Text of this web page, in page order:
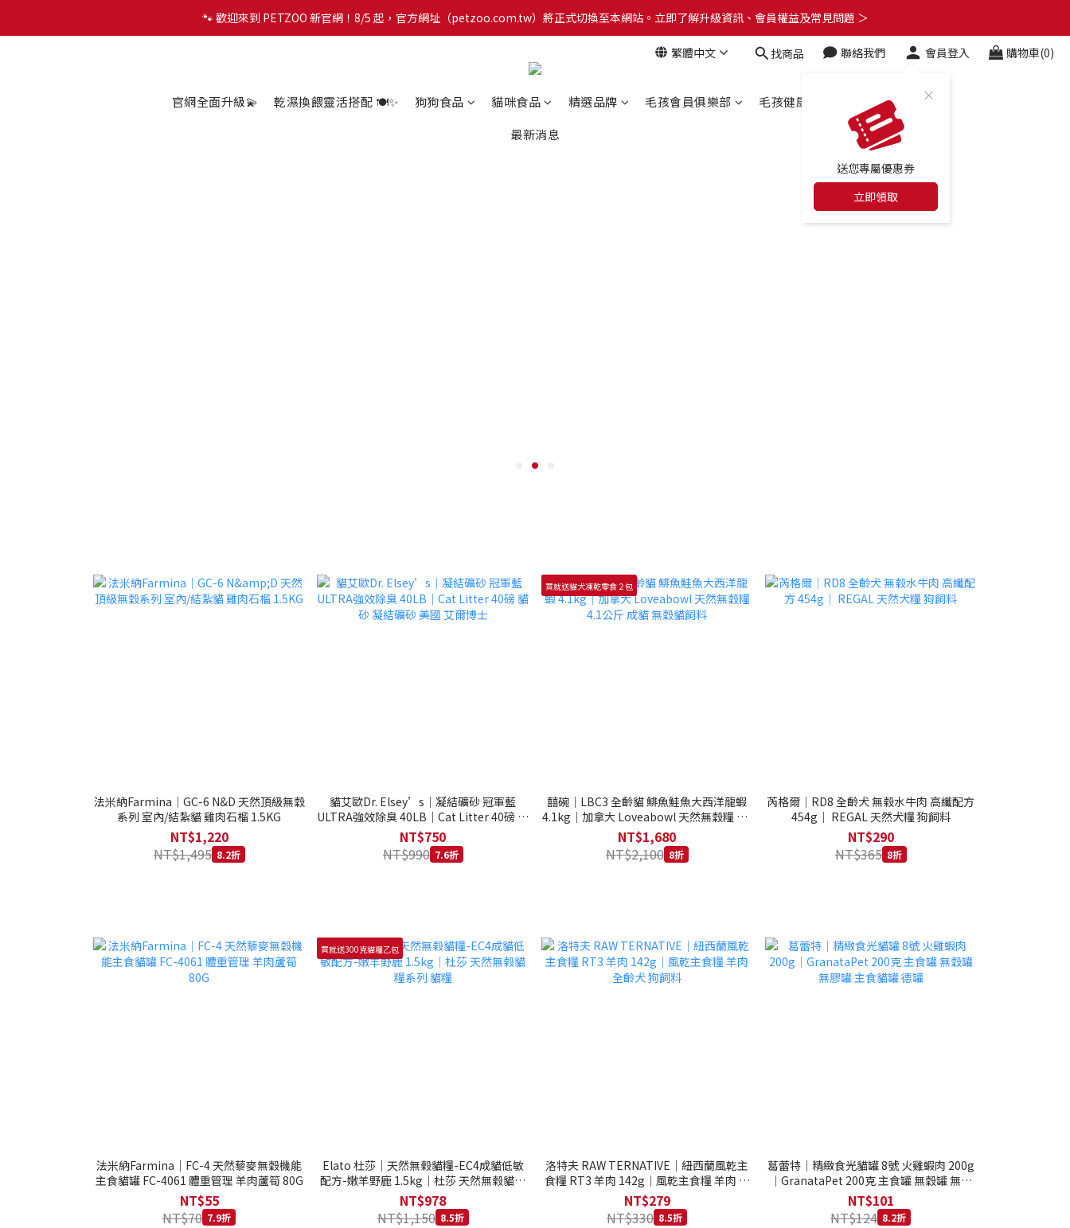
🐾 歡迎來到 PETZOO 新官網！8/5 起，官方網址（petzoo.com.tw）將正式切換至本網站。立即了解升級資訊、會員權益及常見問題 ＞
🐾 歡迎來到 PETZOO 新官網！8/5 起，官方網址（petzoo.com.tw）將正式切換至本網站。立即了解升級資訊、會員權益及常見問題 ＞
✨【新朋友見面禮】現在註冊即領 $100 購物金！全館滿 $1,500 享免運優惠 🎁
繁體中文 找商品 聯絡我們 會員登入
送您專屬優惠券
立即領取
購物車(0)
官網全面升級💫 乾濕換餵靈活搭配 🍽️✨ 狗狗食品 貓咪食品 精選品牌 毛孩會員俱樂部 毛孩健康百科
合作店家
最新消息
法米納Farmina｜GC-6 N&D 天然頂級無穀
系列 室內/結紮貓 雞肉石榴 1.5KG
NT$1,220
NT$1,495 8.2折
貓艾歐Dr. Elsey’s｜凝結礦砂 冠軍藍
ULTRA強效除臭 40LB｜Cat Litter 40磅 貓
砂 凝結礦砂 美國 艾爾博士
NT$750
NT$990 7.6折
買就送貓犬凍乾零食２包
囍碗｜LBC3 全齡貓 鯡魚鮭魚大西洋龍蝦
4.1kg｜加拿大 Loveabowl 天然無穀糧 4.1
公斤 成貓 無穀貓飼料
NT$1,680
NT$2,100 8折
芮格爾｜RD8 全齡犬 無榖水牛肉 高纖配方
454g｜ REGAL 天然犬糧 狗飼料
NT$290
NT$365 8折
法米納Farmina｜FC-4 天然藜麥無穀機能
主食貓罐 FC-4061 體重管理 羊肉蘆筍 80G
NT$55
NT$70 7.9折
買就送300克貓糧乙包
Elato 杜莎｜天然無榖貓糧-EC4成貓低敏
配方-嫩羊野鹿 1.5kg｜杜莎 天然無榖貓糧
系列 貓糧
NT$978
NT$1,150 8.5折
洛特夫 RAW TERNATIVE｜紐西蘭風乾主
食糧 RT3 羊肉 142g｜風乾主食糧 羊肉 全
齡犬 狗飼料
NT$279
NT$330 8.5折
葛蕾特｜精緻食光貓罐 8號 火雞蝦肉 200g
｜GranataPet 200克 主食罐 無穀罐 無膠
罐 主食貓罐 德罐
NT$101
NT$124 8.2折